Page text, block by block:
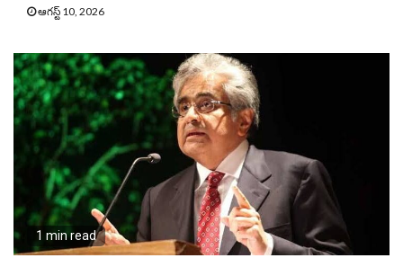
ఆగస్ట్ 10, 2026
1 min read